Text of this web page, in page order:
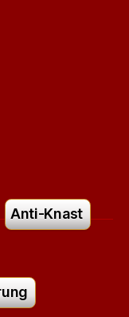
Anti-Knast